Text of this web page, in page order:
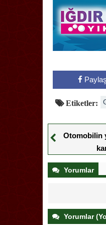
Paylaş
Etiketler:
Otomobilin
Yorumlar
Yorumlar